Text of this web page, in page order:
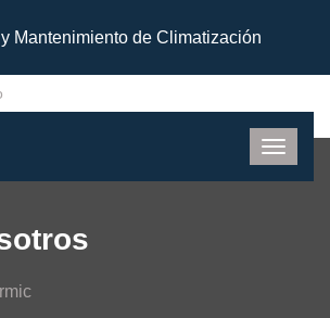
y Mantenimiento de Climatización